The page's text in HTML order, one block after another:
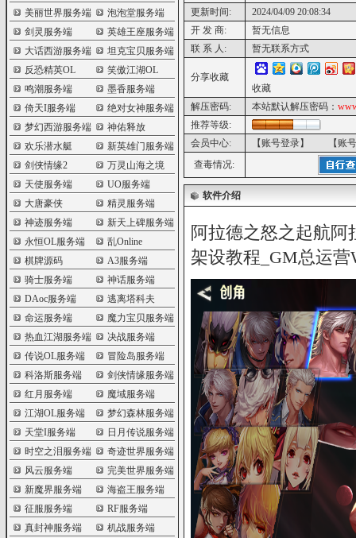
美丽世界服务端
泡泡堂服务端
剑灵服务端
英雄王座服务端
大话西游服务端
坦克宝贝服务端
反恐精英OL
笑傲江湖OL
鸣潮服务端
墨香服务端
倚天I服务端
绝对女神服务端
梦幻西游服务端
神佑释放
欢乐潜水艇
新英雄门服务端
剑侠情缘2
万灵山海之境
天使服务端
UO服务端
大唐豪侠
精灵服务端
神迹服务端
新天上碑服务端
永恒OL服务端
乱Online
棋牌源码
A3服务端
骑士服务端
神话服务端
DAoc服务端
逃离塔科夫
命运服务端
魔力宝贝服务端
热血江湖服务端
决战服务端
传说OL服务端
冒险岛服务端
科洛斯服务端
剑侠情缘服务端
红月服务端
魔域服务端
江湖OL服务端
梦幻森林服务端
天堂I服务端
日月传说服务端
时空之泪服务端
奇迹世界服务端
风云服务端
完美世界服务端
新魔界服务端
海盗王服务端
征服服务端
RF服务端
真封神服务端
机战服务端
更新时间:
2024/04/09 20:08:34
开 发 商:
暂无信息
联 系 人:
暂无联系方式
分享收藏
收藏
解压密码:
本站默认解压密码：
推荐等级:
会员中心:
【账号登录】
【账
查毒情况:
软件介绍
阿拉德之怒之起航阿
架设教程_GM总运